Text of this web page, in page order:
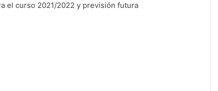
el curso 2021/2022 y previsión futura